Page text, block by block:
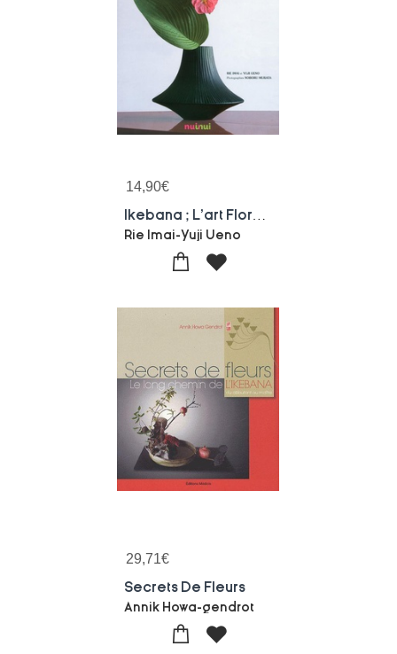
14,90€
Rie Imai-Yuji Ueno
29,71€
Secrets De Fleurs
Annik Howa-gendrot